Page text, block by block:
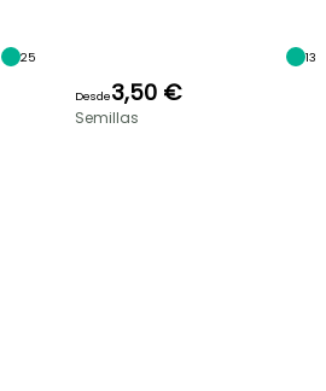
25 13
Desde3,50 €
Semillas